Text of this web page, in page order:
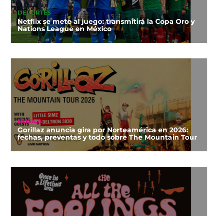
DEPORTES
Netflix se mete al juego: transmitirá la Copa Oro y
Nations League en México
MÚSICA
Gorillaz anuncia gira por Norteamérica en 2026:
fechas, preventas y todo sobre The Mountain Tour